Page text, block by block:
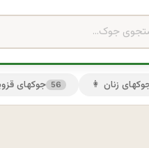
😏 جوکهای 56 جوکهای زنان